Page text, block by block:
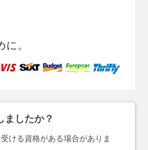
。
ましたか？
ける資格がある場合がありま